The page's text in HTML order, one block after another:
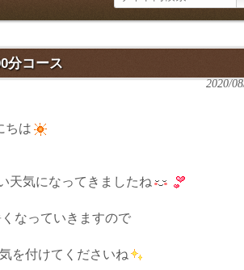
分コース
2020/
ちは
天気になってきましたね
なっていきますので
を付けてくださいね